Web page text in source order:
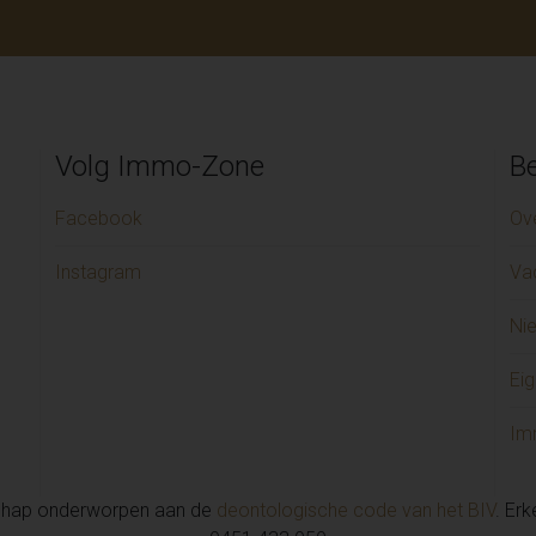
Volg Immo-Zone
Facebook
Instagram
onderworpen aan de deontologische code van het BIV.